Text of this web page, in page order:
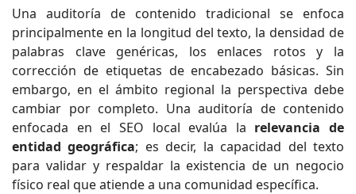
Una auditoría de contenido tradicional se enfoca
principalmente en la longitud del texto, la densidad de
palabras clave genéricas, los enlaces rotos y la
corrección de etiquetas de encabezado básicas. Sin
embargo, en el ámbito regional la perspectiva debe
cambiar por completo. Una auditoría de contenido
enfocada en el SEO local evalúa la relevancia de
entidad geográfica; es decir, la capacidad del texto
para validar y respaldar la existencia de un negocio
físico real que atiende a una comunidad específica.